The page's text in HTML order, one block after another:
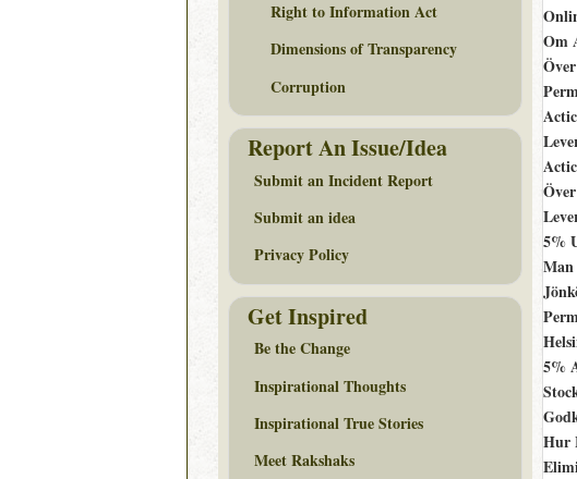
Om
5%
5%
Hur
Right to Information Act
Dimensions of Transparency
Corruption
Report An Issue/Idea
Submit an Incident Report
Submit an idea
Privacy Policy
Get Inspired
Be the Change
Inspirational Thoughts
Inspirational True Stories
Meet Rakshaks